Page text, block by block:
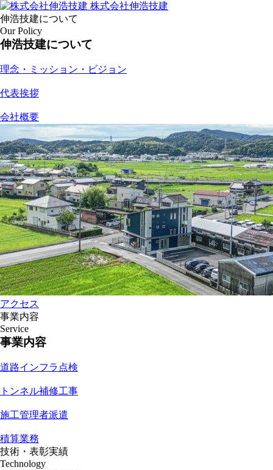
株式会社伸浩技建
伸浩技建について
Our Policy
伸浩技建について
理念・ミッション・ビジョン
代表挨拶
会社概要
アクセス
事業内容
Service
事業内容
道路インフラ点検
トンネル補修工事
施工管理者派遣
積算業務
技術・表彰実績
Technology